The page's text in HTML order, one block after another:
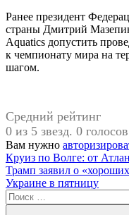
Ранее президент
страны Дмитрий
Aquatics допустить
к чемпионату мира на
шагом.
Средний рейтинг
0 из 5 звезд. 0
Вам нужно
#Михаил
Дегтярев
Навигация
по
записям
Предыдущая
запись:
Круиз по Волге: от
Следующая
запись:
Трамп заявил о
Украине в пятницу
Поиск
для: